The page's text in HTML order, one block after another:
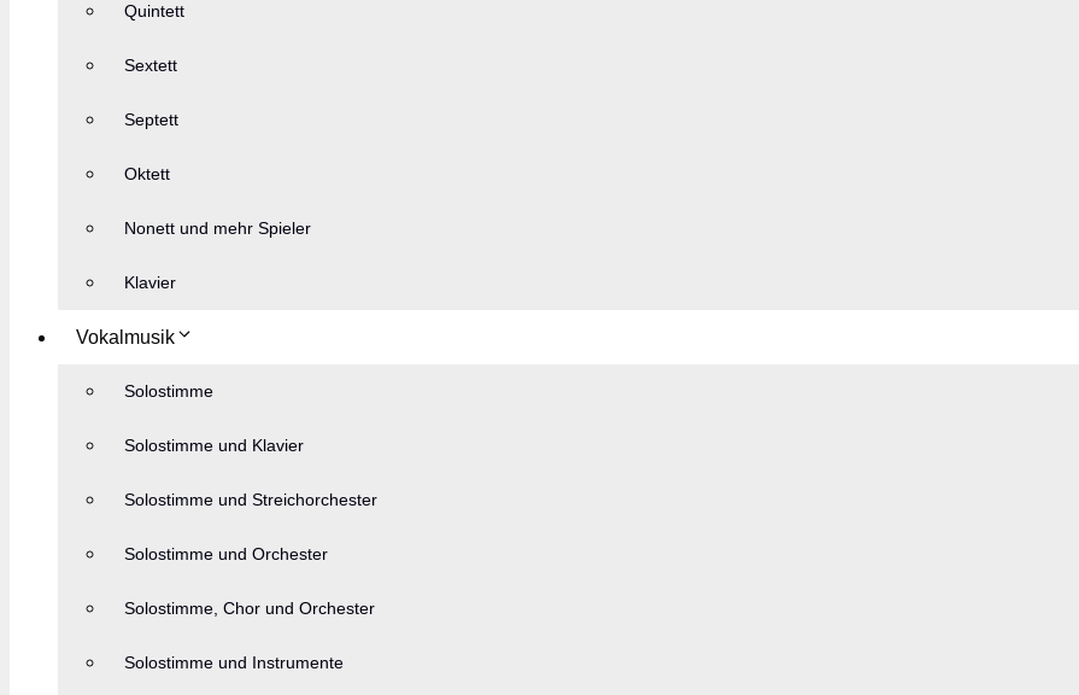
Quintett
Sextett
Septett
Oktett
Nonett und mehr Spieler
Klavier
Vokalmusik
Solostimme
Solostimme und Klavier
Solostimme und Streichorchester
Solostimme und Orchester
Solostimme, Chor und Orchester
Solostimme und Instrumente